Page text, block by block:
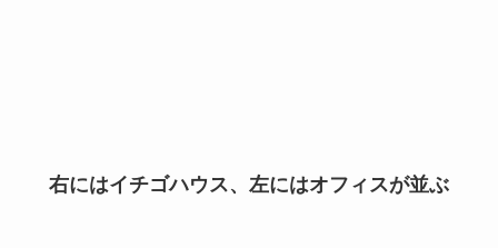
右にはイチゴハウス、左にはオフィスが並ぶ